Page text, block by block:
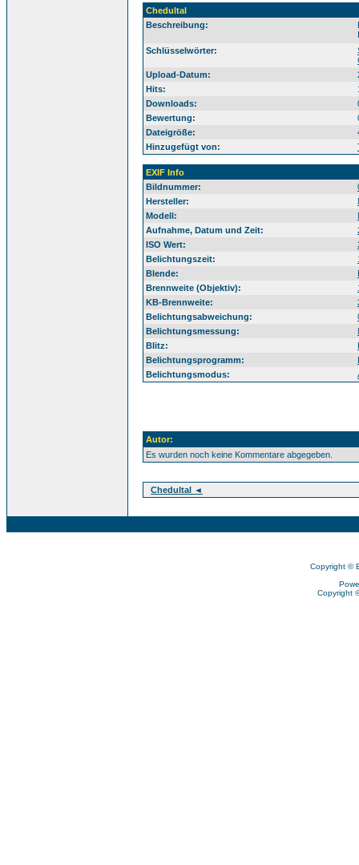
Chedultal
Beschreibung:
Schlüsselwörter:
Upload-Datum:
Hits:
Downloads:
Bewertung:
Dateigröße:
Hinzugefügt von:
EXIF Info
Bildnummer:
Hersteller:
Modell:
Aufnahme, Datum und Zeit:
ISO Wert:
Belichtungszeit:
Blende:
Brennweite (Objektiv):
KB-Brennweite:
Belichtungsabweichung:
Belichtungsmessung:
Blitz:
Belichtungsprogramm:
Belichtungsmodus:
Autor:
Es wurden noch keine Kommentare abgegeben.
Chedultal ◄
Copyright ©
Copyright